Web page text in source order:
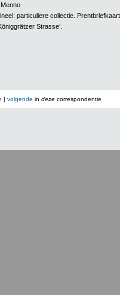
Menno
particuliere collectie.
Strasse’.
| volgende in dezecorrespondentie